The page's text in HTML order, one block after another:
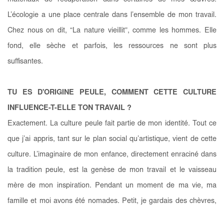
L’écologie a une place centrale dans l’ensemble de mon travail.
Chez nous on dit, “La nature vieillit”, comme les hommes. Elle
fond, elle sèche et parfois, les ressources ne sont plus
suffisantes.
TU ES D'ORIGINE PEULE, COMMENT CETTE CULTURE
INFLUENCE-T-ELLE TON TRAVAIL ?
Exactement. La culture peule fait partie de mon identité. Tout ce
que j’ai appris, tant sur le plan social qu’artistique, vient de cette
culture. L’imaginaire de mon enfance, directement enraciné dans
la tradition peule, est la genèse de mon travail et le vaisseau
mère de mon inspiration. Pendant un moment de ma vie, ma
famille et moi avons été nomades. Petit, je gardais des chèvres,